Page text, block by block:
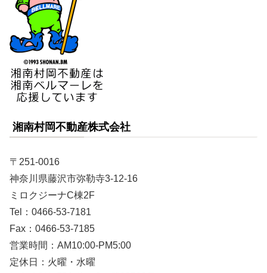
湘南村岡不動産株式会社
〒251-0016
神奈川県藤沢市弥勒寺3-12-16
ミロクジーナC棟2F
Tel：0466-53-7181
Fax：0466-53-7185
営業時間：AM10:00-PM5:00
定休日：火曜・水曜